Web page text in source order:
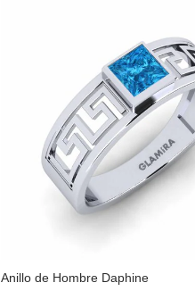
Anillo de Hombre Daphine